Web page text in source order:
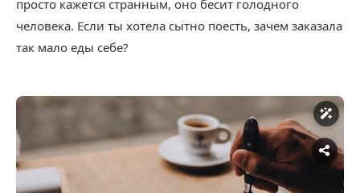
просто кажется странным, оно бесит голодного
человека. Если ты хотела сытно поесть, зачем заказала
так мало еды себе?